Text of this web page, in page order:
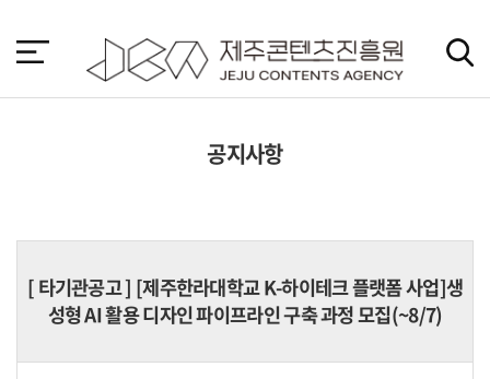
바
가
공지사항
[타기관공고] [제주한라대학교 K-하이테크 플랫폼 사업]생
성형 AI 활용 디자인 파이프라인 구축 과정 모집(~8/7)